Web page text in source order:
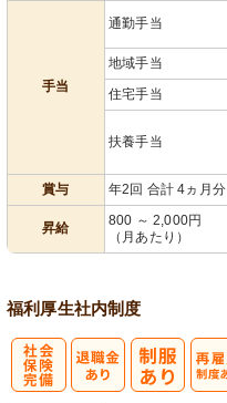
手当
通勤手当
地域手当
住宅手当
扶養手当
賞与
年2回 合計 4ヵ月分
昇給
800 ～ 2,000円
（月あたり）
福利厚生社内制度